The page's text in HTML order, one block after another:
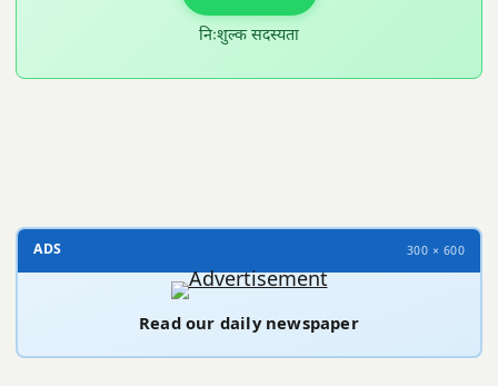
निःशुल्क सदस्यता
ADS 300 × 600
Read our daily newspaper